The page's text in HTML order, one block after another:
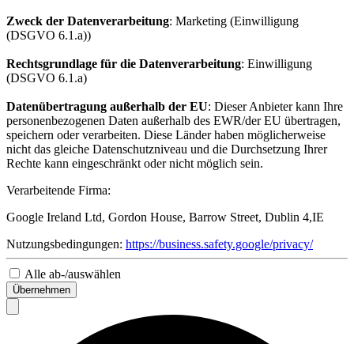
Zweck der Datenverarbeitung: Marketing (Einwilligung
(DSGVO 6.1.a))
Rechtsgrundlage für die Datenverarbeitung: Einwilligung
(DSGVO 6.1.a)
Datenübertragung außerhalb der EU: Dieser Anbieter kann Ihre
personenbezogenen Daten außerhalb des EWR/der EU übertragen,
speichern oder verarbeiten. Diese Länder haben möglicherweise
nicht das gleiche Datenschutzniveau und die Durchsetzung Ihrer
Rechte kann eingeschränkt oder nicht möglich sein.
Verarbeitende Firma:
Google Ireland Ltd, Gordon House, Barrow Street, Dublin 4,IE
Nutzungsbedingungen: https://business.safety.google/privacy/
Alle ab-/auswählen
Übernehmen